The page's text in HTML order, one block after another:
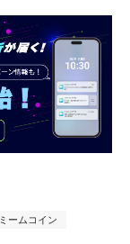
ミームコイン